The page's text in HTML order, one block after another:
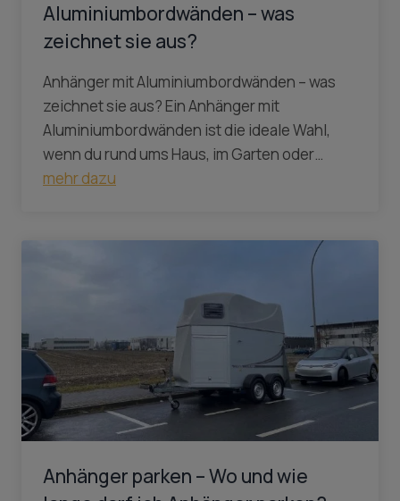
Aluminiumbordwänden – was
zeichnet sie aus?
Anhänger mit Aluminiumbordwänden – was
zeichnet sie aus? Ein Anhänger mit
Aluminiumbordwänden ist die ideale Wahl,
wenn du rund ums Haus, im Garten oder…
mehr dazu
Anhänger parken – Wo und wie